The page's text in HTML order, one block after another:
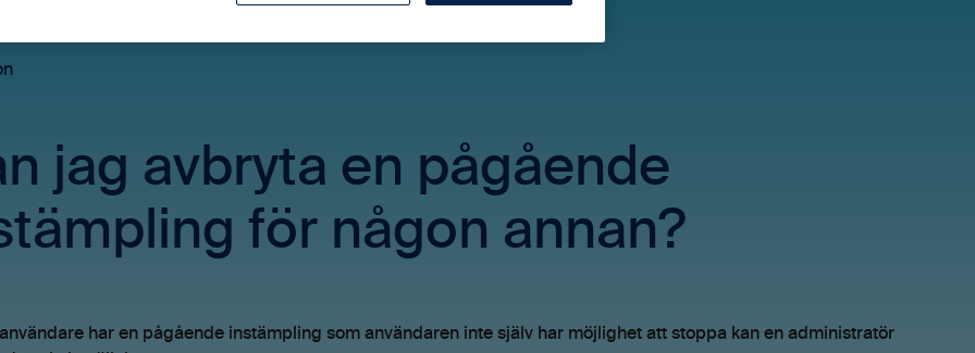
jag avbryta en pågående
för någon annan?
har en pågående instämpling som användaren inte själv har möjlighet att stoppa kan en administratör